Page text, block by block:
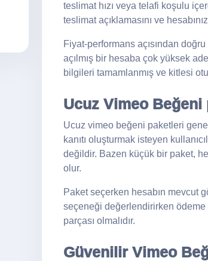
teslimat hızı veya telafi koşulu
teslimat açıklamasını ve
Fiyat-performans açısından
açılmış bir hesaba çok yüksek
bilgileri tamamlanmış ve kitlesi
Ucuz Vimeo
Ucuz vimeo beğeni paketleri
kanıtı oluşturmak isteyen
değildir. Bazen küçük bir paket,
olur.
Paket seçerken hesabın mevcut
seçeneği değerlendirirken ödeme
parçası olmalıdır.
Güvenilir Vimeo